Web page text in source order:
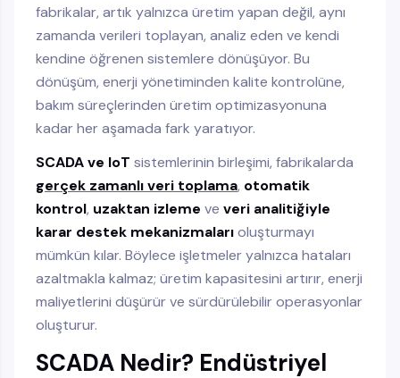
fabrikalar, artık yalnızca üretim yapan değil, aynı
zamanda verileri toplayan, analiz eden ve kendi
kendine öğrenen sistemlere dönüşüyor. Bu
dönüşüm, enerji yönetiminden kalite kontrolüne,
bakım süreçlerinden üretim optimizasyonuna
kadar her aşamada fark yaratıyor.
SCADA ve IoT sistemlerinin birleşimi, fabrikalarda
gerçek zamanlı veri toplama, otomatik
kontrol, uzaktan izleme ve veri analitiğiyle
karar destek mekanizmalarıoluşturmayı
mümkün kılar. Böylece işletmeler yalnızca hataları
azaltmakla kalmaz; üretim kapasitesini artırır, enerji
maliyetlerini düşürür ve sürdürülebilir operasyonlar
oluşturur.
SCADA Nedir? Endüstriyel